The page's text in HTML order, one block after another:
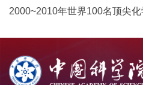
2000~2010年世界100名顶尖